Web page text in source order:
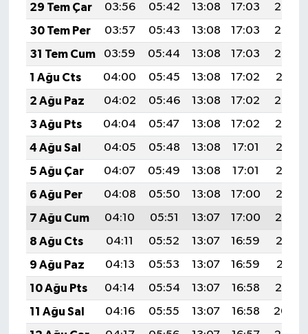
29 Tem Çar
03:56 05:42 13:08 17:03
20:24
30 Tem Per
03:57 05:43 13:08 17:03
20:23
31 Tem Cum
03:59 05:44 13:08 17:03
20:22
1 Ağu Cts
04:00 05:45 13:08 17:02
20:21
2 Ağu Paz
04:02 05:46 13:08 17:02
20:20
3 Ağu Pts
04:04 05:47 13:08 17:02
20:19
4 Ağu Sal
04:05 05:48 13:08 17:01
20:18
5 Ağu Çar
04:07 05:49 13:08 17:01
20:16
6 Ağu Per
04:08 05:50 13:08 17:00
20:15
7 Ağu Cum
04:10 05:51 13:07 17:00
20:14
8 Ağu Cts
04:11 05:52 13:07 16:59
20:13
9 Ağu Paz
04:13 05:53 13:07 16:59
20:11
10 Ağu Pts
04:14 05:54 13:07 16:58
20:10
11 Ağu Sal
04:16 05:55 13:07 16:58
20:09
AYDIN
DENİZLİ
İZMİR
KÜTAHYA
MANİSA
MUĞLA
UŞAK
YURT